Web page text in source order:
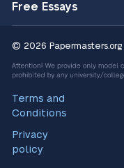
Free Essays
© 2026 Papermasters.org
Terms and
Conditions
Privacy
policy